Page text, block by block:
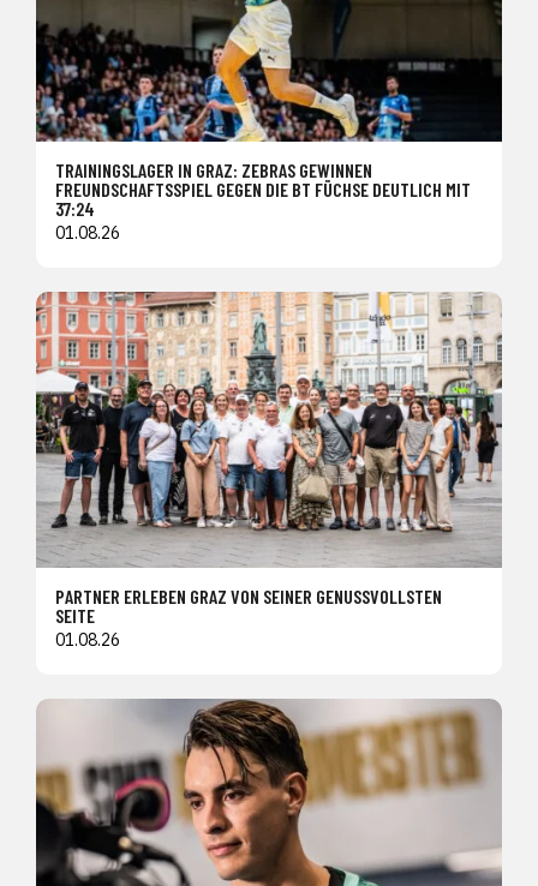
TRAININGSLAGER IN GRAZ: ZEBRAS GEWINNEN
FREUNDSCHAFTSSPIEL GEGEN DIE BT FÜCHSE DEUTLICH MIT
37:24
01.08.26
PARTNER ERLEBEN GRAZ VON SEINER GENUSSVOLLSTEN
SEITE
01.08.26